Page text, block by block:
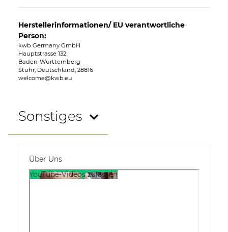
Herstellerinformationen/ EU verantwortliche
Person:
kwb Germany GmbH
Hauptstrasse 132
Baden-Württemberg
Stuhr, Deutschland, 28816
welcome@kwb.eu
Sonstiges
Über Uns
YouTube-Videos zulassen